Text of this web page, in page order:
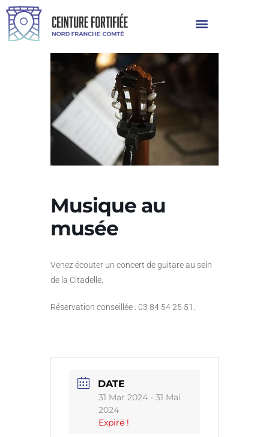
Musique au
musée
Venez écouter un concert de guitare au sein
de la Citadelle.
Réservation conseillée : 03 84 54 25 51.
DATE
31 Mar 2024 - 31 Mai
2024
Expiré !